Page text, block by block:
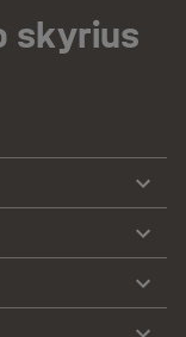
skyrius